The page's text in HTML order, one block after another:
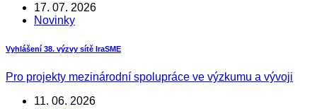
17. 07. 2026
Novinky
Vyhlášení 38. výzvy sítě IraSME
Pro projekty mezinárodní spolupráce ve výzkumu a vývoji
11. 06. 2026